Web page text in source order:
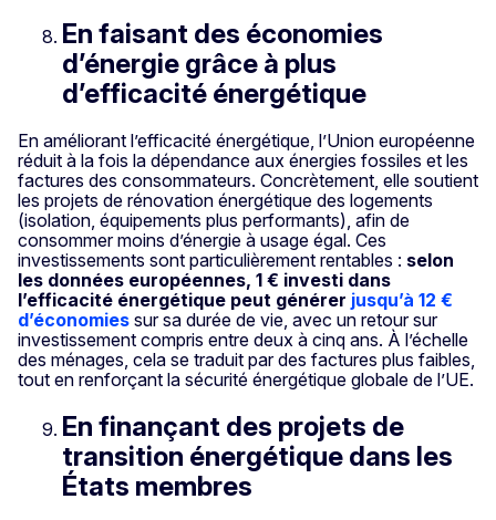
En faisant des économies
d’énergie grâce à plus
d’efficacité énergétique
En améliorant l’efficacité énergétique, l’Union européenne
réduit à la fois la dépendance aux énergies fossiles et les
factures des consommateurs. Concrètement, elle soutient
les projets de rénovation énergétique des logements
(isolation, équipements plus performants), afin de
consommer moins d’énergie à usage égal. Ces
investissements sont particulièrement rentables : selon
les données européennes, 1 € investi dans
l’efficacité énergétique peut générer jusqu’à 12 €
d’économies sur sa durée de vie, avec un retour sur
investissement compris entre deux à cinq ans. À l’échelle
des ménages, cela se traduit par des factures plus faibles,
tout en renforçant la sécurité énergétique globale de l’UE.
En finançant des projets de
transition énergétique dans les
États membres